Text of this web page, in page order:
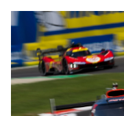
HOSPITALITÉS
BILLETTERIE